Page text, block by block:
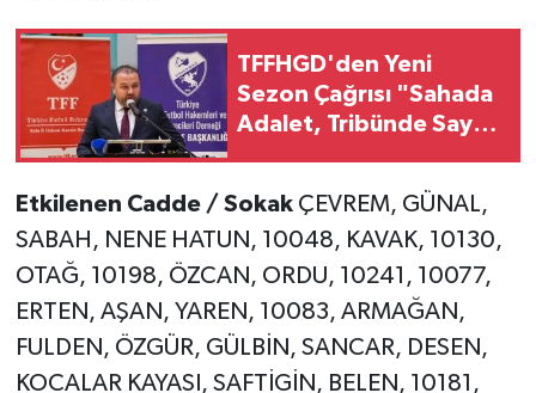
TFFHGD'den Yeni
Sezon Çağrısı "Sahada
Adalet, Tribünde Saygı
Etkilenen Cadde / SokakÇEVREM, GÜNAL,
SABAH, NENE HATUN, 10048, KAVAK, 10130,
OTAĞ, 10198, ÖZCAN, ORDU, 10241, 10077,
ERTEN, AŞAN, YAREN, 10083, ARMAĞAN,
FULDEN, ÖZGÜR, GÜLBİN, SANCAR, DESEN,
KOCALAR KAYASI, SAFTİGİN, BELEN, 10181,